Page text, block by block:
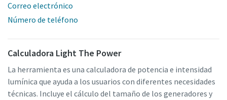
Correo electrónico
Número de teléfono
Calculadora Light The Power
La herramienta es una calculadora de potencia e intensidad
lumínica que ayuda a los usuarios con diferentes necesidades
técnicas. Incluye el cálculo del tamaño de los generadores y
respecto.
privacidad
Enviar